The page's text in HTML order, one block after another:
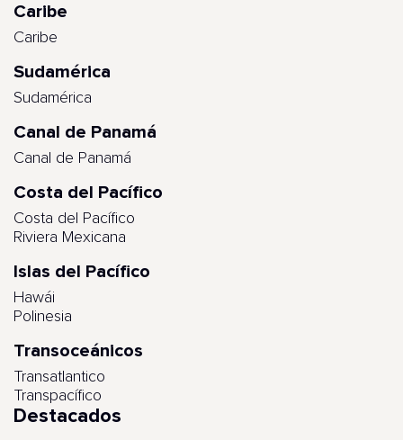
Caribe
Caribe
Sudamérica
Sudamérica
Canal de Panamá
Canal de Panamá
Costa del Pacífico
Costa del Pacífico
Riviera Mexicana
Islas del Pacífico
Hawái
Polinesia
Transoceánicos
Transatlantico
Transpacífico
Destacados